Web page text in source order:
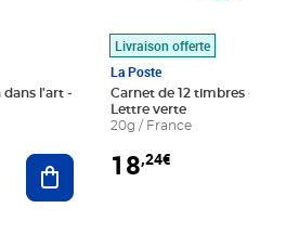
dans l'art -
Ajouter au panier
Livraison offerte
La Poste
Carnet de 12 timbres - Le
Lettre verte
20g / France
18,24€